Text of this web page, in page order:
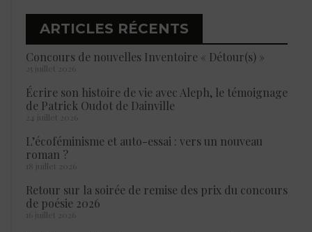
ARTICLES RÉCENTS
Concours de nouvelles Inventoire « Détour(s) »
25 juillet 2026
Écrire son histoire de vie avec Aleph, le témoignage
de Patrick Oudot de Dainville
24 juillet 2026
L’écoféminisme et auto-essai : vers un nouveau
roman ?
18 juillet 2026
Retour sur la soirée de remise des prix du concours
de poésie 2026
16 juillet 2026